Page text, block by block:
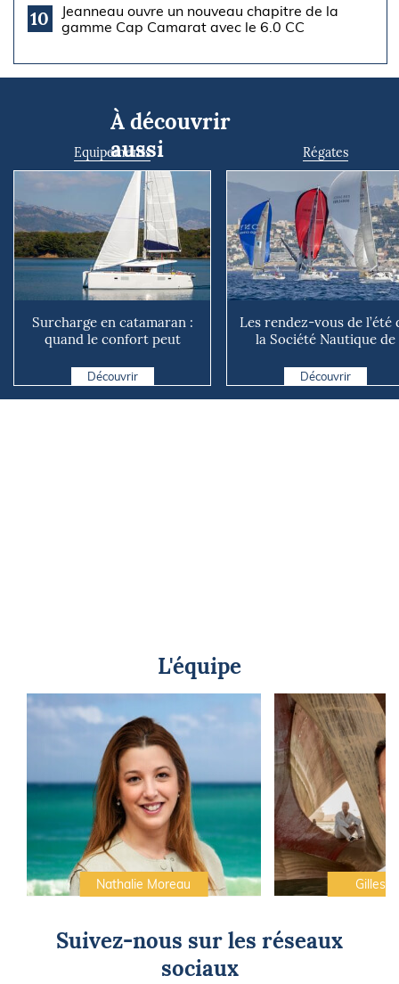
10
Jeanneau ouvre un nouveau chapitre de la
gamme Cap Camarat avec le 6.0 CC
À découvrir
aussi
Equipements
Surcharge en catamaran :
quand le confort peut
Découvrir
Régates
Les rendez-vous de l’été
la Société Nautique de
Découvrir
L'équipe
Nathalie Moreau Gilles
Suivez-nous sur les réseaux
sociaux